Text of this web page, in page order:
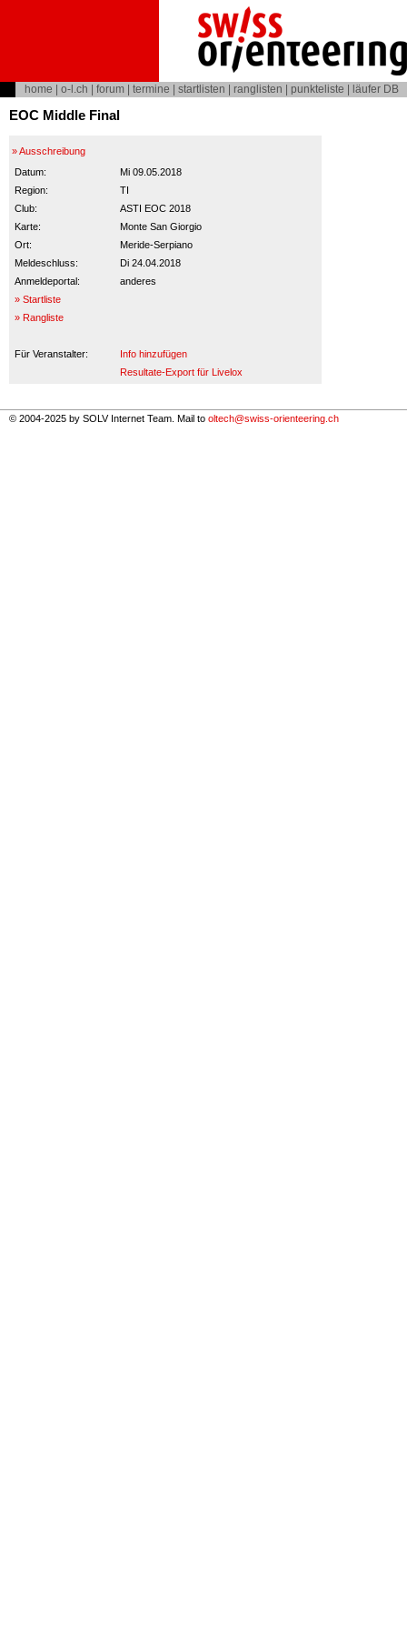
home o-l.ch forum termine startlisten ranglisten punkteliste läufer DB
EOC Middle Final
» Ausschreibung
Datum:
Mi 09.05.2018
Region:
TI
Club:
ASTI EOC 2018
Karte:
Monte San Giorgio
Ort:
Meride-Serpiano
Meldeschluss:
Di 24.04.2018
Anmeldeportal:
anderes
» Startliste
» Rangliste
Für Veranstalter:
Info hinzufügen
Resultate-Export für Livelox
© 2004-2025 by SOLV Internet Team. Mail to oltech@swiss-orienteering.ch